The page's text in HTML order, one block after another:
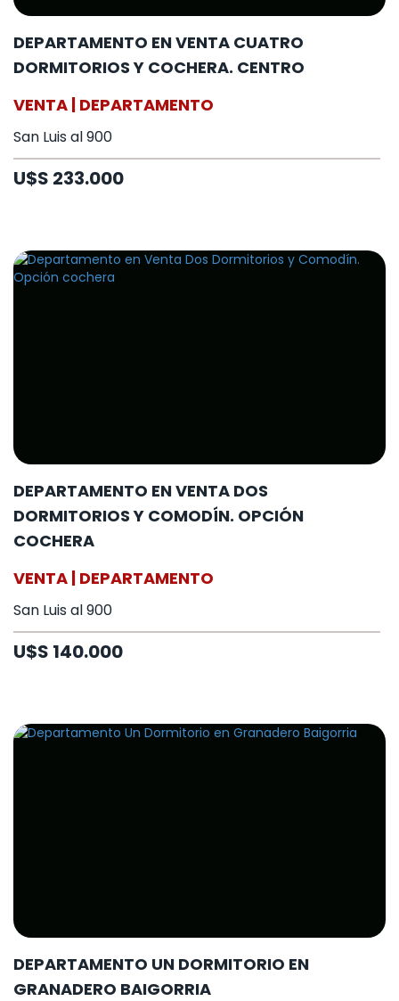
DEPARTAMENTO EN VENTA CUATRO
DORMITORIOS Y COCHERA. CENTRO
VENTA | DEPARTAMENTO
San Luis al 900
U$S 233.000
DEPARTAMENTO EN VENTA DOS
DORMITORIOS Y COMODÍN. OPCIÓN
COCHERA
VENTA | DEPARTAMENTO
San Luis al 900
U$S 140.000
DEPARTAMENTO UN DORMITORIO EN
GRANADERO BAIGORRIA